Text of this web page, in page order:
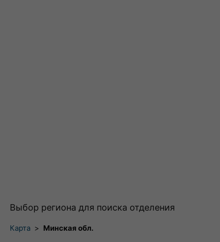
Выбор региона для поиска отделения
Карта > Минская обл.